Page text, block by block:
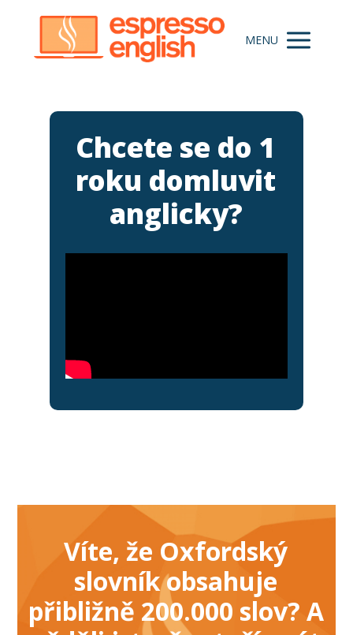
MENU
Chcete se do 1
roku domluvit
anglicky?
Víte, že Oxfordský
slovník obsahuje
přibližně 200.000 slov? A